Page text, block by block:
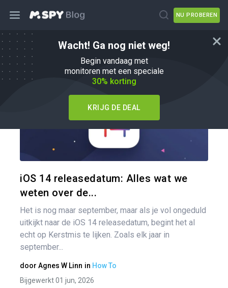
NU PROBEREN
Wacht! Ga nog niet weg!
Begin vandaag met
monitoren met een speciale
30% korting
KRIJG DE DEAL
Hoe
iOS 14 releasedatum: Alles wat we
weten over de...
Het is nog maar september, maar als je vol ongeduld
uitkijkt naar de iOS 14 releasedatum, begint het al
echt op Kerstmis te lijken. Zoals elk jaar in
september...
door Agnes W Linn in How To
Bijgewerkt 01 jun, 2026